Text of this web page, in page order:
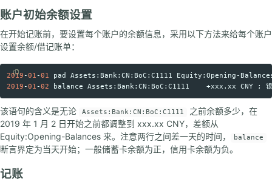
账户初始余额设置
在开始记账前，要设置每个账户的余额信息，采用以下方法来给每个账户
设置余额/借记账单：
Copy code
2019 -01 -01 pad Assets : Bank : CN : BoC : C1111 Equity : Opening -
2019 -01 -02 balance Assets : Bank : CN : BoC : C1111
    +
xxx . xx CNY ; 银
该语句的含义是无论 Assets:Bank:CN:BoC:C1111
之前余额多少，在
2019 年 1 月 2 日开始之前都调整到 xxx.xx CNY，差额从
Equity:Opening-Balances 来。注意两行之间差一天的时间，
balance
断言界定为当天开始；一般储蓄卡余额为正，信用卡余额为负。
记账